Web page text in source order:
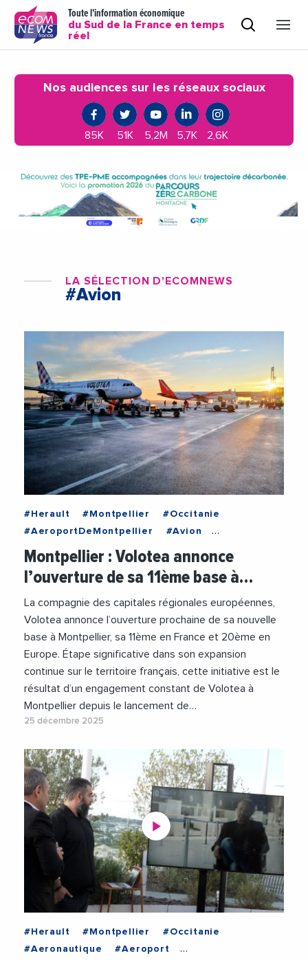
Toute l'information économique
du Sud de la France en temps
réel
Nos audiences sur les réseaux sociaux
85K 51K 5,2M 5,7K 2,6K
LA SÉLECTION D'ECOMNEWS
#Avion
#Herault #Montpellier
#Occitanie
#AeroportDeMontpellier
#Avion
#EmmanuelBrehmer
#Transports
#VieDesEntreprises #Voyage
Montpellier : Volotea annonce
l’ouverture de sa 11ème base à…
La compagnie des capitales régionales européennes,
Volotea annonce l’ouverture prochaine de sa nouvelle
base à Montpellier, sa 11ème en France et 20ème en
Europe. Étape significative dans son expansion
continue sur le territoire français, cette initiative est le
résultat d’un engagement constant de Volotea à
Montpellier depuis le lancement de…
25 décembre 2025
#Herault #Montpellier
#Occitanie
#Aeronautique
#Aeroport